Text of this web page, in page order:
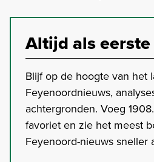
Altijd als eerste
Blijf op de hoogte van het
Feyenoordnieuws,
achtergronden. Voeg
favoriet en zie het meest
Feyenoord-nieuws sneller